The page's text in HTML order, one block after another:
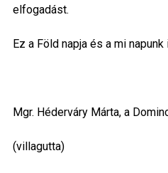
elfogadást.
Ez a Föld napja és a mi
Mgr. Héderváry Márta, a
(villagutta)